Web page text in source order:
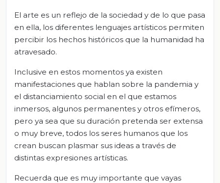
El arte es un reflejo de la sociedad y de lo que pasa
en ella, los diferentes lenguajes artísticos permiten
percibir los hechos históricos que la humanidad ha
atravesado.
Inclusive en estos momentos ya existen
manifestaciones que hablan sobre la pandemia y
el distanciamiento social en el que estamos
inmersos, algunos permanentes y otros efímeros,
pero ya sea que su duración pretenda ser extensa
o muy breve, todos los seres humanos que los
crean buscan plasmar sus ideas a través de
distintas expresiones artísticas.
Recuerda que es muy importante que vayas